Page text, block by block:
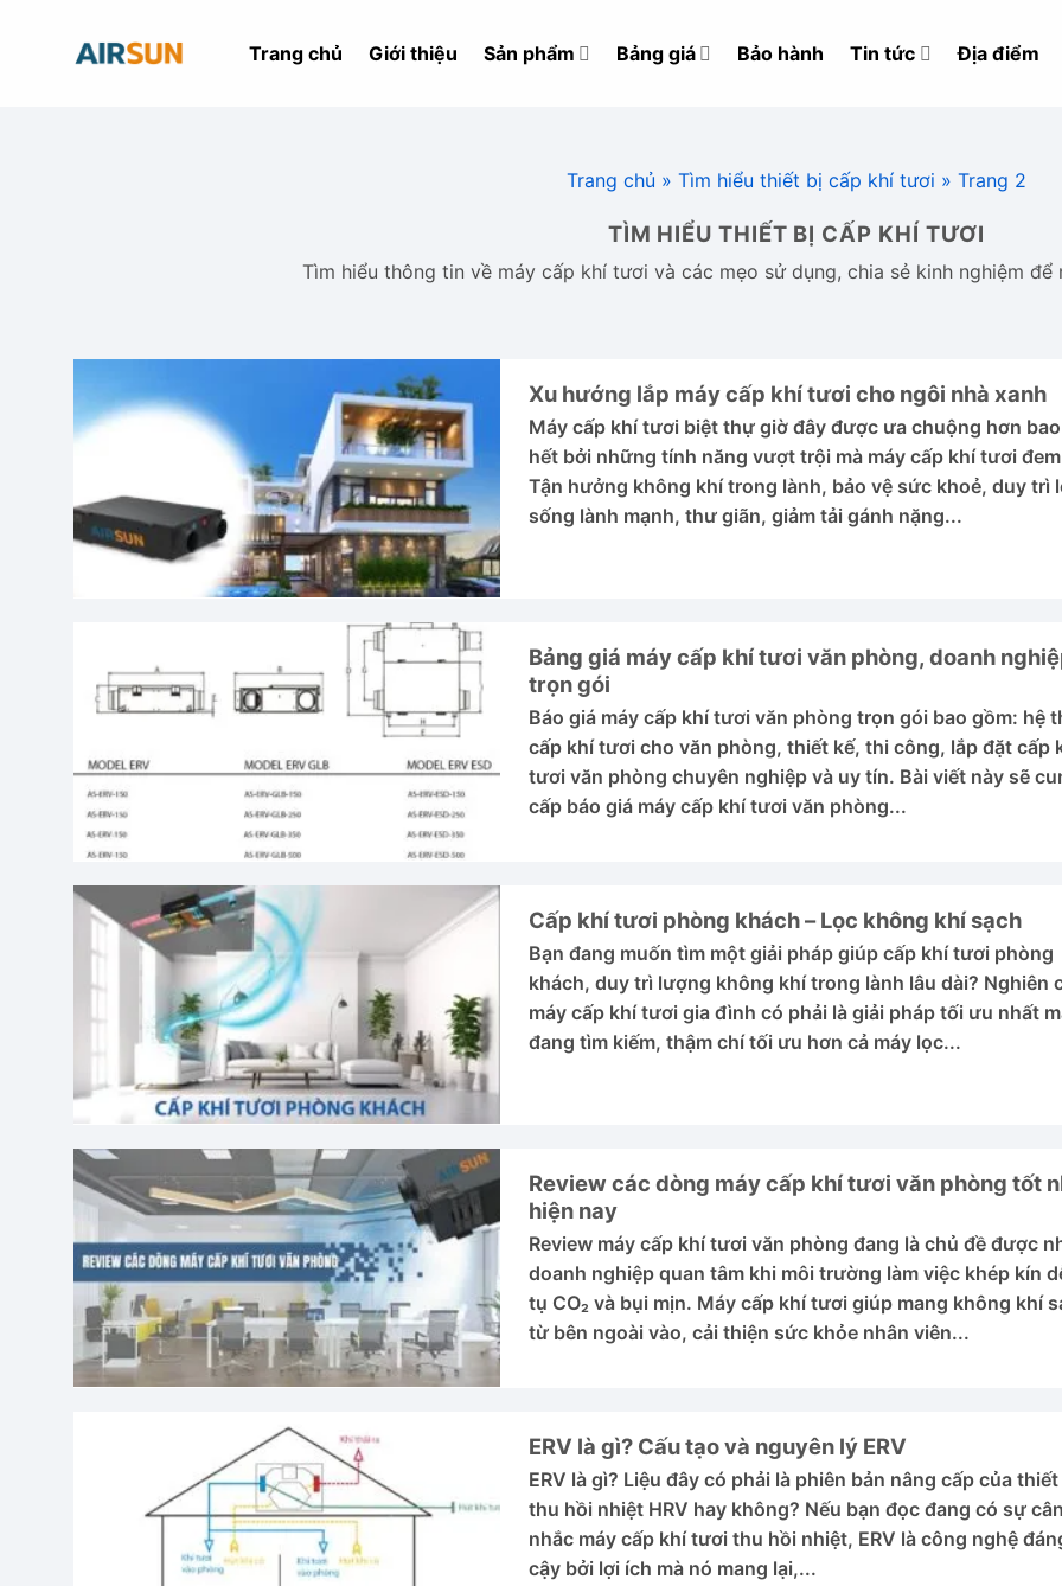
Trang chủ Giới thiệu Sản phẩm Bảng giá Bảo hành Tin tức Địa điểm
Trang chủ » Tìm hiểu thiết bị cấp khí tươi » Trang 2
TÌM HIỂU THIẾT BỊ CẤP KHÍ TƯƠI
Tìm hiểu thông tin về máy cấp khí tươi và các mẹo sử dụng, chia sẻ kinh nghiệm để
Xu hướng lắp máy cấp khí tươi cho ngôi nhà xanh
Máy cấp khí tươi biệt thự giờ đây được ưa chuộng hơn
hết bởi những tính năng vượt trội mà máy cấp khí tươi
Tận hưởng không khí trong lành, bảo vệ sức khoẻ, duy trì
sống lành mạnh, thư giãn, giảm tải gánh nặng...
Bảng giá máy cấp khí tươi văn phòng, doanh
trọn gói
Báo giá máy cấp khí tươi văn phòng trọn gói bao gồm: hệ
cấp khí tươi cho văn phòng, thiết kế, thi công, lắp đặt cấp
tươi văn phòng chuyên nghiệp và uy tín. Bài viết này sẽ
cấp báo giá máy cấp khí tươi văn phòng...
Cấp khí tươi phòng khách – Lọc không khí sạch
Bạn đang muốn tìm một giải pháp giúp cấp khí tươi phòng
khách, duy trì lượng không khí trong lành lâu dài? Nghiên
máy cấp khí tươi gia đình có phải là giải pháp tối ưu nhất
đang tìm kiếm, thậm chí tối ưu hơn cả máy lọc...
Review các dòng máy cấp khí tươi văn phòng tốt
hiện nay
Review máy cấp khí tươi văn phòng đang là chủ đề được
doanh nghiệp quan tâm khi môi trường làm việc khép kín
tụ CO₂ và bụi mịn. Máy cấp khí tươi giúp mang không khí
từ bên ngoài vào, cải thiện sức khỏe nhân viên...
ERV là gì? Cấu tạo và nguyên lý ERV
ERV là gì? Liệu đây có phải là phiên bản nâng cấp của thiết
thu hồi nhiệt HRV hay không? Nếu bạn đọc đang có sự cân
nhắc máy cấp khí tươi thu hồi nhiệt, ERV là công nghệ
cậy bởi lợi ích mà nó mang lại,...